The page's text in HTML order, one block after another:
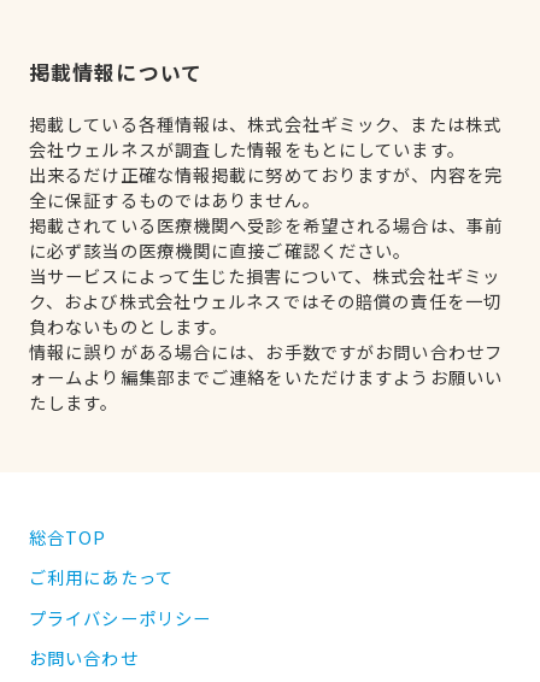
掲載情報について
掲載している各種情報は、株式会社ギミック、または株式
会社ウェルネスが調査した情報をもとにしています。
出来るだけ正確な情報掲載に努めておりますが、内容を完
全に保証するものではありません。
掲載されている医療機関へ受診を希望される場合は、事前
に必ず該当の医療機関に直接ご確認ください。
当サービスによって生じた損害について、株式会社ギミッ
ク、および株式会社ウェルネスではその賠償の責任を一切
負わないものとします。
情報に誤りがある場合には、お手数ですがお問い合わせフ
ォームより編集部までご連絡をいただけますようお願いい
たします。
総合TOP
ご利用にあたって
プライバシーポリシー
お問い合わせ